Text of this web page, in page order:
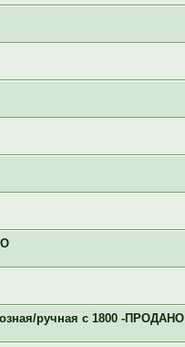
ручная с 1800 -ПРОДАНО